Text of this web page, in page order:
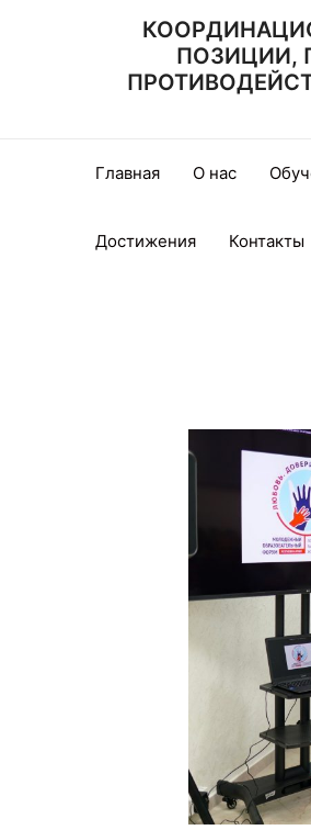
ПОЗИЦИИ,
Главная О нас
Достижения Контакты